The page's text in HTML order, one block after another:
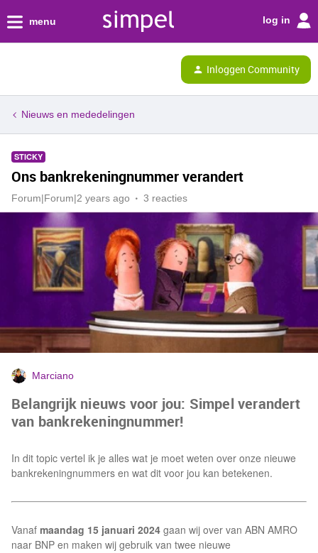
menu log in
Inloggen Community
Nieuws en mededelingen
STICKY
Ons bankrekeningnummer verandert
Forum|Forum|2 years ago 3 reacties
Marciano
Belangrijk nieuws voor jou: Simpel verandert
van bankrekeningnummer!
In dit topic vertel ik je alles wat je moet weten over onze nieuwe
bankrekeningnummers en wat dit voor jou kan betekenen.
Vanaf maandag 15 januari 2024 gaan wij over van ABN AMRO
naar BNP en maken wij gebruik van twee nieuwe